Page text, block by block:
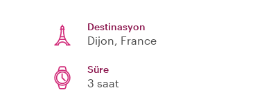
Destinasyon
Dijon, France
Süre
3 saat